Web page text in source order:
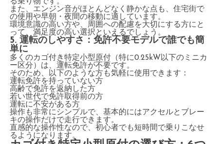
また、エンジン音がほとんどなく静かな点も、住宅街で
の使用や早朝・夜間の移動に適しています。
環境意識の高い方や、周囲への配慮を大切にする方にと
って、満足度の高い選択といえるでしょう。
5. 運転のしやすさ：免許不要モデルで誰でも簡
単に
多くのカゴ付き特定小型原付（特に0.25kW以下のミニカ
ー区分）は、運転免許が不要です。
そのため、以下のような方も気軽に使用できます：
運転免許を持っていない方
高齢で免許を返納した方
若い世代で免許取得前の方
運転に不安がある方
操作も非常にシンプルで、基本的にはアクセルとブレー
キの操作だけで走行できます。
直感的な操作性なので、初心者でも短時間で乗りこなせ
るようになります。